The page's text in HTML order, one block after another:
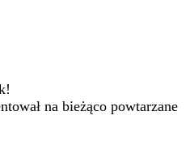
na bieżąco powtarzane